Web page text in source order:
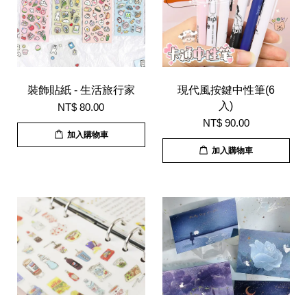
裝飾貼紙 - 生活旅行家
NT$ 80.00
加入購物車
現代風按鍵中性筆(6
入)
NT$ 90.00
加入購物車